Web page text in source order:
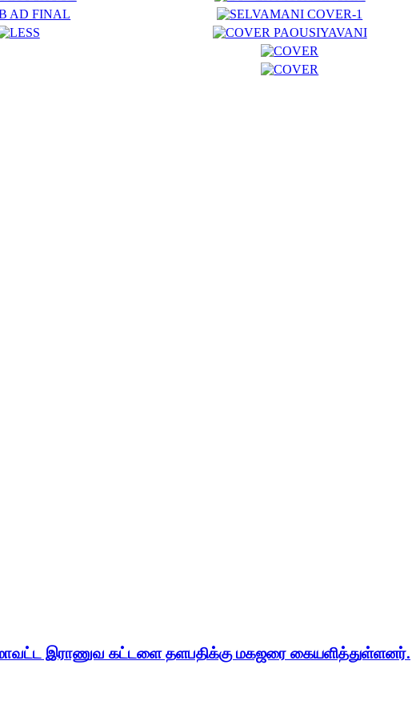
மாவட்ட இராணுவ கட்டளை தளபதிக்கு மகஜரை கையளித்துள்ளனர்.